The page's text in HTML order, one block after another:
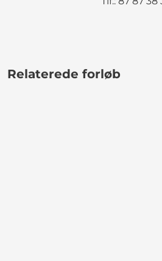
Relaterede forløb